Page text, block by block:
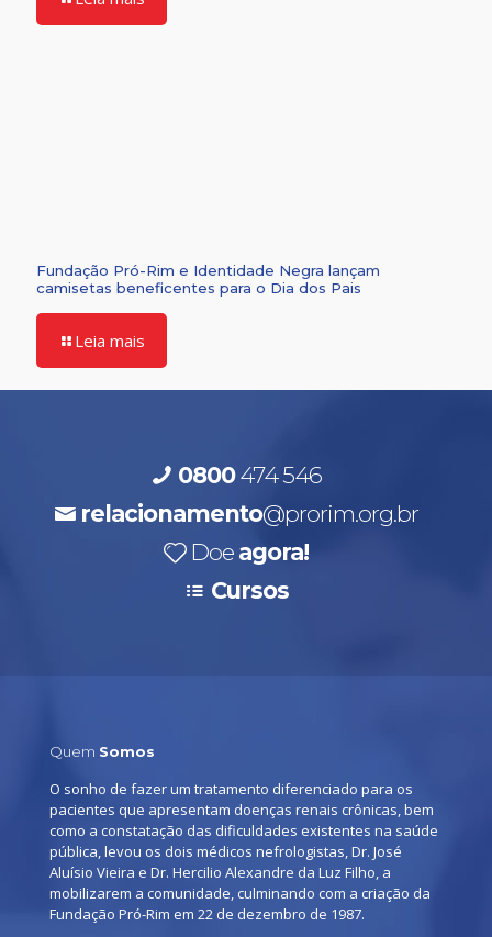
Fundação Pró-Rim e Identidade Negra lançam
camisetas beneficentes para o Dia dos Pais
Leia mais
0800474 546
relacionamento@prorim.org.br
Doe agora!
Cursos
Quem Somos
O sonho de fazer um tratamento diferenciado para os
pacientes que apresentam doenças renais crônicas, bem
como a constatação das dificuldades existentes na saúde
pública, levou os dois médicos nefrologistas, Dr. José
Aluísio Vieira e Dr. Hercilio Alexandre da Luz Filho, a
mobilizarem a comunidade, culminando com a criação da
Fundação Pró-Rim em 22 de dezembro de 1987.